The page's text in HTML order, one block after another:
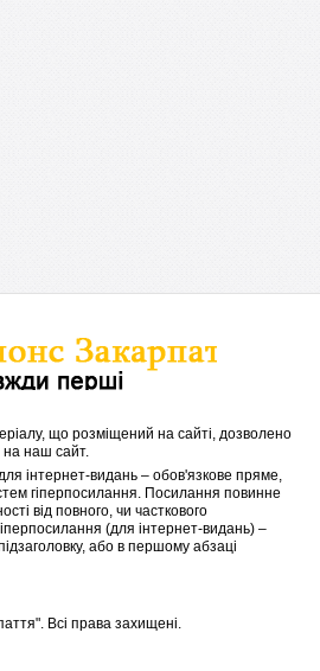
що розміщений на сайті, дозволено
на наш сайт.
інтернет-видань – обов'язкове пряме,
гіперпосилання. Посилання повинне
від повного, чи часткового
(для інтернет-видань) –
або в першому абзаці
Всі права захищені.